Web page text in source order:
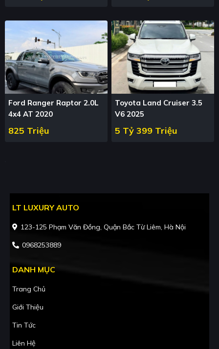
Ford Ranger Raptor 2.0L
4x4 AT 2020
825 Triệu
Toyota Land Cruiser 3.5
V6 2025
5 Tỷ 399 Triệu
LT LUXURY AUTO
123-125 Phạm Văn Đồng, Quận Bắc Từ Liêm, Hà Nội
0968253889
DANH MỤC
Trang Chủ
Giới Thiệu
Tin Tức
Liên Hệ